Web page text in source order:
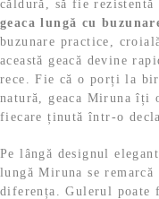
căldură, să fie rezistentă
geaca lungă cu
buzunare practice,
această geacă devine
rece. Fie că o porți la
natură, geaca Miruna îți
fiecare ținută într-o
Pe lângă designul
lungă Miruna se
diferența. Gulerul poate